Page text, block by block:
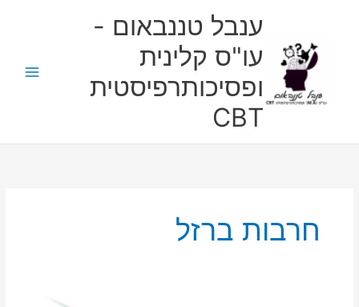
ענבל טננבאום -
עו"ס קלינית
ופסיכותרפיסטית
CBT
חרבות ברזל